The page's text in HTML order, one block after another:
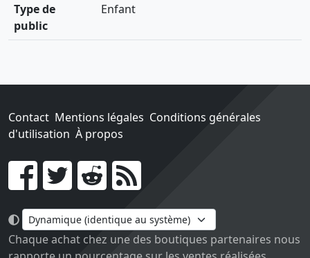
Type de
public
Enfant
Contact Mentions légales Conditions générales
d'utilisation À propos
Go !
Chaque achat chez une des boutiques partenaires nous